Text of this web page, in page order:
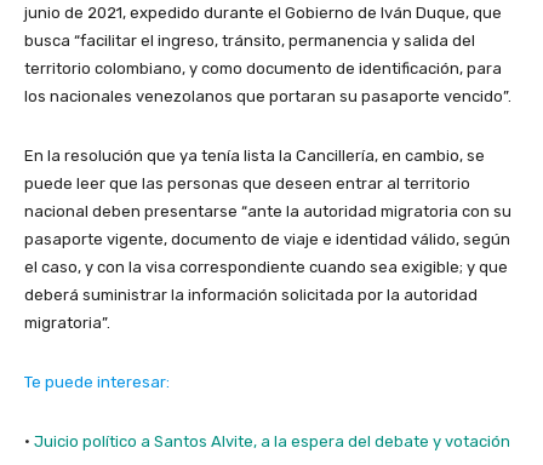
junio de 2021, expedido durante el Gobierno de Iván Duque, que
busca “facilitar el ingreso, tránsito, permanencia y salida del
territorio colombiano, y como documento de identificación, para
los nacionales venezolanos que portaran su pasaporte vencido”.
En la resolución que ya tenía lista la Cancillería, en cambio, se
puede leer que las personas que deseen entrar al territorio
nacional deben presentarse “ante la autoridad migratoria con su
pasaporte vigente, documento de viaje e identidad válido, según
el caso, y con la visa correspondiente cuando sea exigible; y que
deberá suministrar la información solicitada por la autoridad
migratoria”.
Te puede interesar:
· Juicio político a Santos Alvite, a la espera del debate y votación